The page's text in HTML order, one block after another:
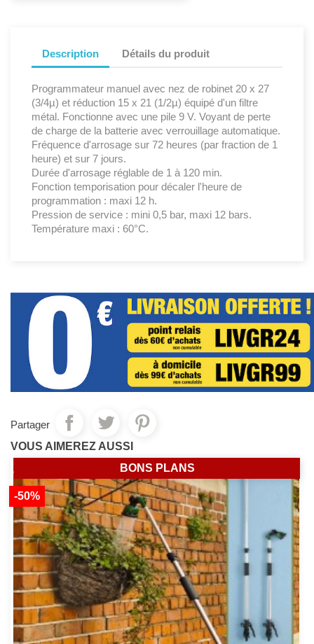
Description Détails du produit
Programmateur manuel avec nez de robinet 20 x 27
(3/4µ) et réduction 15 x 21 (1/2µ) équipé d'un filtre
métal. Fonctionne avec une pile 9 V. Voyant de perte
de charge de la batterie avec verrouillage automatique.
Fréquence d'arrosage sur 72 heures (par fraction de 1
heure) et sur 7 jours.
Durée d'arrosage réglable de 1 à 120 min.
Fonction temporisation pour décaler l'heure de
programmation : maxi 12 h.
Pression de service : mini 0,5 bar, maxi 12 bars.
Température maxi : 60°C.
Partager
VOUS AIMEREZ AUSSI
-50%
BONS PLANS